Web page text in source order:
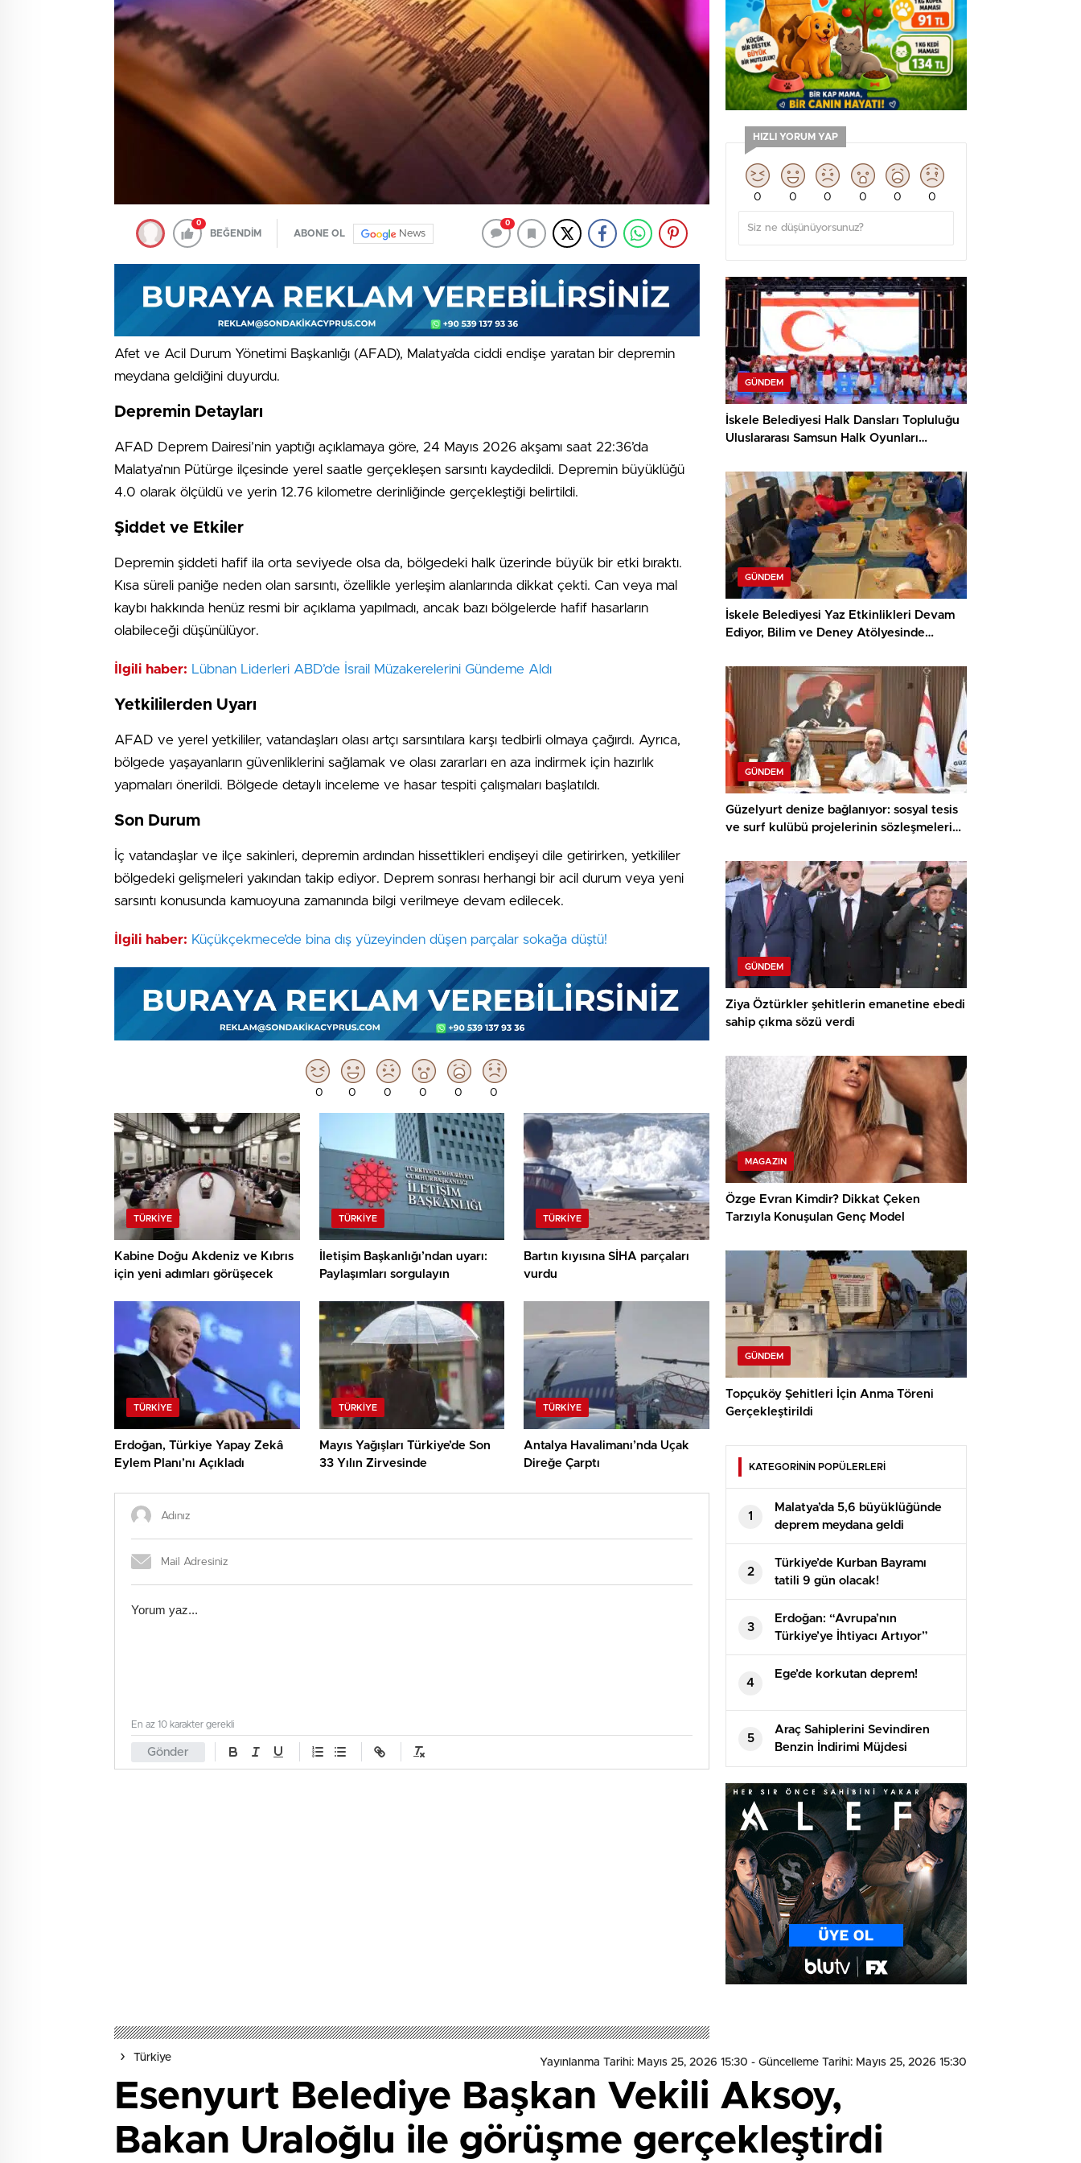
0
BEĞENDİM ABONE OL News
0
Afet ve Acil Durum Yönetimi Başkanlığı (AFAD), Malatya’da ciddi endişe yaratan bir depremin
meydana geldiğini duyurdu.
Depremin Detayları
AFAD Deprem Dairesi’nin yaptığı açıklamaya göre, 24 Mayıs 2026 akşamı saat 22:36’da
Malatya’nın Pütürge ilçesinde yerel saatle gerçekleşen sarsıntı kaydedildi. Depremin büyüklüğü
4.0 olarak ölçüldü ve yerin 12.76 kilometre derinliğinde gerçekleştiği belirtildi.
Şiddet ve Etkiler
Depremin şiddeti hafif ila orta seviyede olsa da, bölgedeki halk üzerinde büyük bir etki bıraktı.
Kısa süreli paniğe neden olan sarsıntı, özellikle yerleşim alanlarında dikkat çekti. Can veya mal
kaybı hakkında henüz resmi bir açıklama yapılmadı, ancak bazı bölgelerde hafif hasarların
olabileceği düşünülüyor.
İlgili haber: Lübnan Liderleri ABD’de İsrail Müzakerelerini Gündeme Aldı
Yetkililerden Uyarı
AFAD ve yerel yetkililer, vatandaşları olası artçı sarsıntılara karşı tedbirli olmaya çağırdı. Ayrıca,
bölgede yaşayanların güvenliklerini sağlamak ve olası zararları en aza indirmek için hazırlık
yapmaları önerildi. Bölgede detaylı inceleme ve hasar tespiti çalışmaları başlatıldı.
Son Durum
İç vatandaşlar ve ilçe sakinleri, depremin ardından hissettikleri endişeyi dile getirirken, yetkililer
bölgedeki gelişmeleri yakından takip ediyor. Deprem sonrası herhangi bir acil durum veya yeni
sarsıntı konusunda kamuoyuna zamanında bilgi verilmeye devam edilecek.
İlgili haber: Küçükçekmece’de bina dış yüzeyinden düşen parçalar sokağa düştü!
0 0 0 0 0 0
TÜRKIYE
Kabine Doğu Akdeniz ve Kıbrıs
için yeni adımları görüşecek
TÜRKIYE
İletişim Başkanlığı’ndan uyarı:
Paylaşımları sorgulayın
TÜRKIYE
Bartın kıyısına SİHA parçaları
vurdu
TÜRKIYE
Erdoğan, Türkiye Yapay Zekâ
Eylem Planı’nı Açıkladı
TÜRKIYE
Mayıs Yağışları Türkiye’de Son
33 Yılın Zirvesinde
TÜRKIYE
Antalya Havalimanı’nda Uçak
Direğe Çarptı
Gönder
En az 10 karakter gerekli
HIZLI YORUM YAP
0 0 0 0 0 0
GÜNDEM
İskele Belediyesi Halk Dansları Topluluğu
Uluslararası Samsun Halk Oyunları
Ediyor
GÜNDEM
İskele Belediyesi Yaz Etkinlikleri Devam
Ediyor, Bilim ve Deney Atölyesinde
GÜNDEM
Güzelyurt denize bağlanıyor: sosyal tesis
ve surf kulübü projelerinin sözleşmeleri
GÜNDEM
Ziya Öztürkler şehitlerin emanetine ebedi
sahip çıkma sözü verdi
MAGAZIN
Özge Evran Kimdir? Dikkat Çeken
Tarzıyla Konuşulan Genç Model
GÜNDEM
Topçuköy Şehitleri İçin Anma Töreni
Gerçekleştirildi
KATEGORİNİN POPÜLERLERİ
1
Malatya’da 5,6 büyüklüğünde
deprem meydana geldi
2
Türkiye’de Kurban Bayramı
tatili 9 gün olacak!
3
Erdoğan: “Avrupa’nın
Türkiye’ye İhtiyacı Artıyor”
4
Ege’de korkutan deprem!
5
Araç Sahiplerini Sevindiren
Benzin İndirimi Müjdesi
Türkiye Yayınlanma Tarihi: Mayıs 25, 2026 15:30 - Güncelleme Tarihi: Mayıs 25, 2026 15:30
Esenyurt Belediye Başkan Vekili Aksoy,
Bakan Uraloğlu ile görüşme gerçekleştirdi